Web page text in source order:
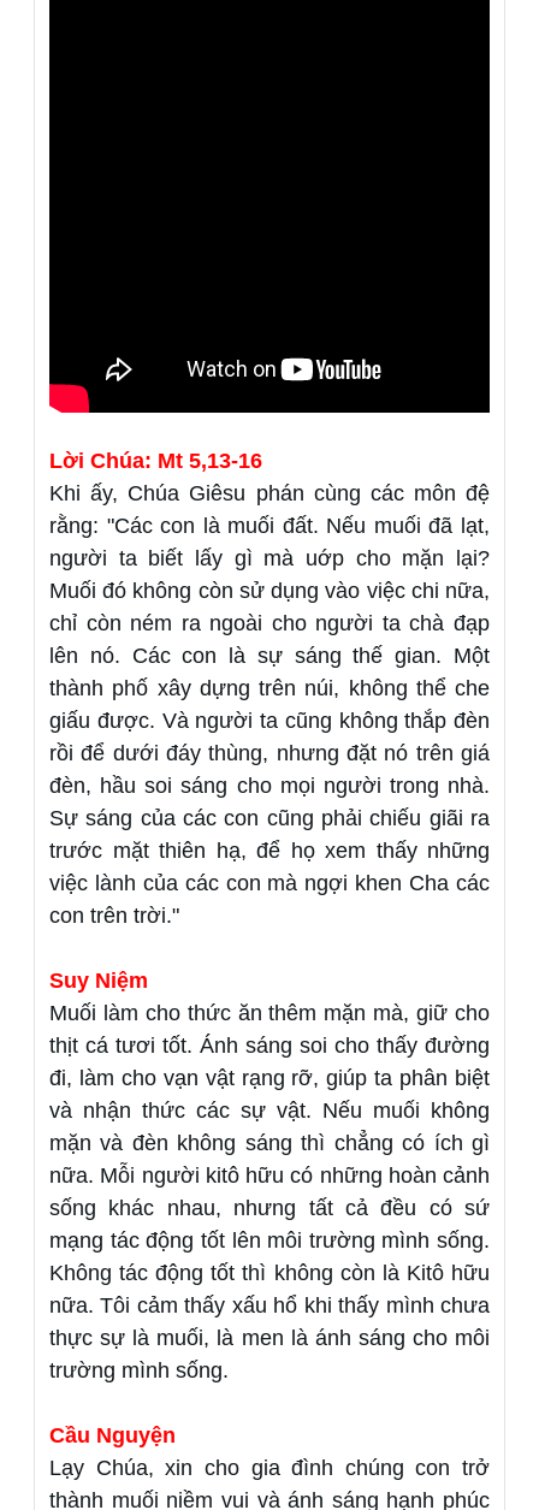
Lời Chúa: Mt 5,13-16
Khi ấy, Chúa Giêsu phán cùng các môn đệ
rằng: "Các con là muối đất. Nếu muối đã lạt,
người ta biết lấy gì mà uớp cho mặn lại?
Muối đó không còn sử dụng vào việc chi nữa,
chỉ còn ném ra ngoài cho người ta chà đạp
lên nó. Các con là sự sáng thế gian. Một
thành phố xây dựng trên núi, không thể che
giấu được. Và người ta cũng không thắp đèn
rồi để dưới đáy thùng, nhưng đặt nó trên giá
đèn, hầu soi sáng cho mọi người trong nhà.
Sự sáng của các con cũng phải chiếu giãi ra
trước mặt thiên hạ, để họ xem thấy những
việc lành của các con mà ngợi khen Cha các
con trên trời."
Suy Niệm
Muối làm cho thức ăn thêm mặn mà, giữ cho
thịt cá tươi tốt. Ánh sáng soi cho thấy đường
đi, làm cho vạn vật rạng rỡ, giúp ta phân biệt
và nhận thức các sự vật. Nếu muối không
mặn và đèn không sáng thì chẳng có ích gì
nữa. Mỗi người kitô hữu có những hoàn cảnh
sống khác nhau, nhưng tất cả đều có sứ
mạng tác động tốt lên môi trường mình sống.
Không tác động tốt thì không còn là Kitô hữu
nữa. Tôi cảm thấy xấu hổ khi thấy mình chưa
thực sự là muối, là men là ánh sáng cho môi
trường mình sống.
Cầu Nguyện
Lạy Chúa, xin cho gia đình chúng con trở
thành muối niềm vui và ánh sáng hạnh phúc